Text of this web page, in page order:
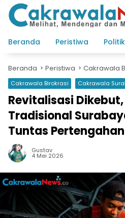
Langsung
konten
Beranda
Peristiwa
Beranda Peristiwa Cakrawala
Cakrawala Birokrasi Cakrawala
Revitalisasi
Tradisional
Tuntas
Gustav
4 Mei 2026